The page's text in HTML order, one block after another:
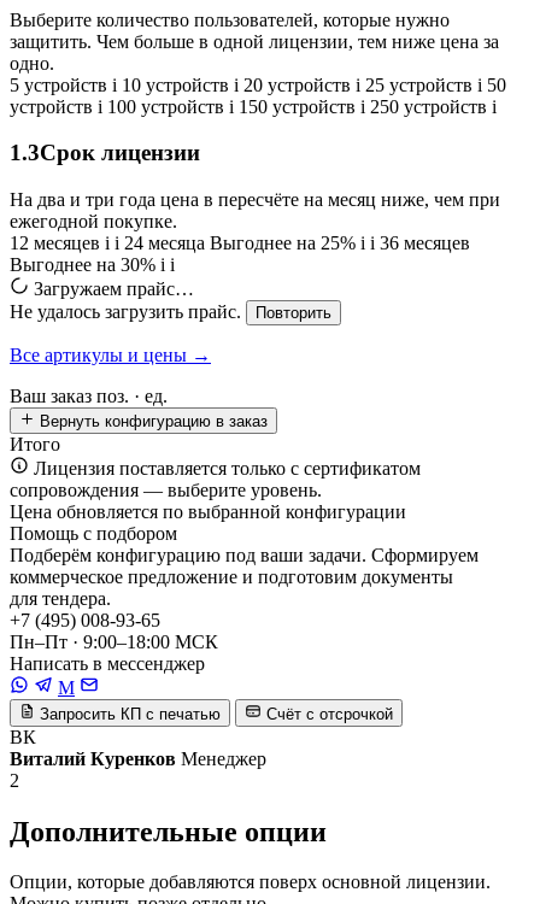
Выберите количество пользователей, которые нужно
защитить. Чем больше в одной лицензии, тем ниже цена за
одно.
5 устройств i 10 устройств i 20 устройств i 25 устройств i 50
устройств i 100 устройств i 150 устройств i 250 устройств i
1.3Срок лицензии
На два и три года цена в пересчёте на месяц ниже, чем при
ежегодной покупке.
12 месяцев i i 24 месяца Выгоднее на 25% i i 36 месяцев
Выгоднее на 30% i i
Загружаем прайс…
Не удалось загрузить прайс.
Повторить
Все артикулы и цены →
Ваш заказ поз. · ед.
Вернуть конфигурацию в заказ
Итого
Лицензия поставляется только с сертификатом
сопровождения — выберите уровень.
Цена обновляется по выбранной конфигурации
Помощь с подбором
Подберём конфигурацию под ваши задачи. Сформируем
коммерческое предложение и подготовим документы
для тендера.
+7 (495) 008-93-65
Пн–Пт · 9:00–18:00 МСК
Написать в мессенджер
M
Запросить КП с печатью Счёт с отсрочкой
ВК
Виталий Куренков Менеджер
2
Дополнительные опции
Опции, которые добавляются поверх основной лицензии.